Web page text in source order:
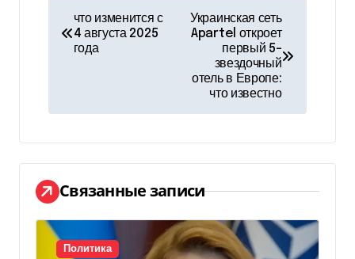
и
г
а
ц
и
что изменится с
4 августа 2025
года
Украинская сеть
Apartel откроет
первый 5-
звездочный
отель в Европе:
что известно
Связанные записи
Политика